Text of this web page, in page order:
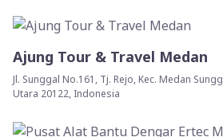
Ajung Tour & Travel Medan
Jl. Sunggal No.161, Tj. Rejo, Kec. Medan
Utara 20122, Indonesia